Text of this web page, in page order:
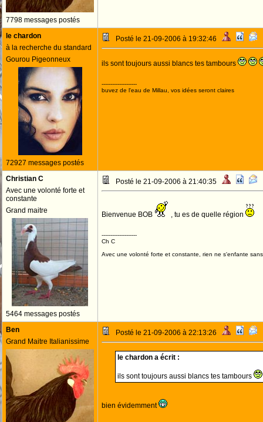
7798 messages postés
le chardon
à la recherche du standard
Gourou Pigeonneux
72927 messages postés
Posté le 21-09-2006 à 19:32:46
ils sont toujours aussi blancs tes tambours
--------------------
buvez de l'eau de Millau, vos idées seront claires
Christian C
Avec une volonté forte et
constante
Grand maitre
5464 messages postés
Posté le 21-09-2006 à 21:40:35
Bienvenue BOB , tu es de quelle région
--------------------
Ch C
Avec une volonté forte et constante, rien ne s'enfante
Ben
Grand Maitre Italianissime
Posté le 21-09-2006 à 22:13:26
le chardon a écrit :
ils sont toujours aussi blancs tes tambours
bien évidemment